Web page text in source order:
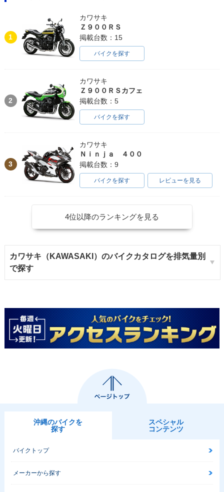
1
カワサキ
Ｚ９００ＲＳ
掲載台数：15
バイクを探す
2
カワサキ
Ｚ９００ＲＳカフェ
掲載台数：5
バイクを探す
3
カワサキ
Ｎｉｎｊａ ４００
掲載台数：9
バイクを探す レビューを見る
4位以降のランキングを見る
カワサキ（KAWASAKI）のバイクカタログを排気量別
で探す
沖縄のバイクを
探す
スペシャル
コンテンツ
バイクトップ
メーカーから探す